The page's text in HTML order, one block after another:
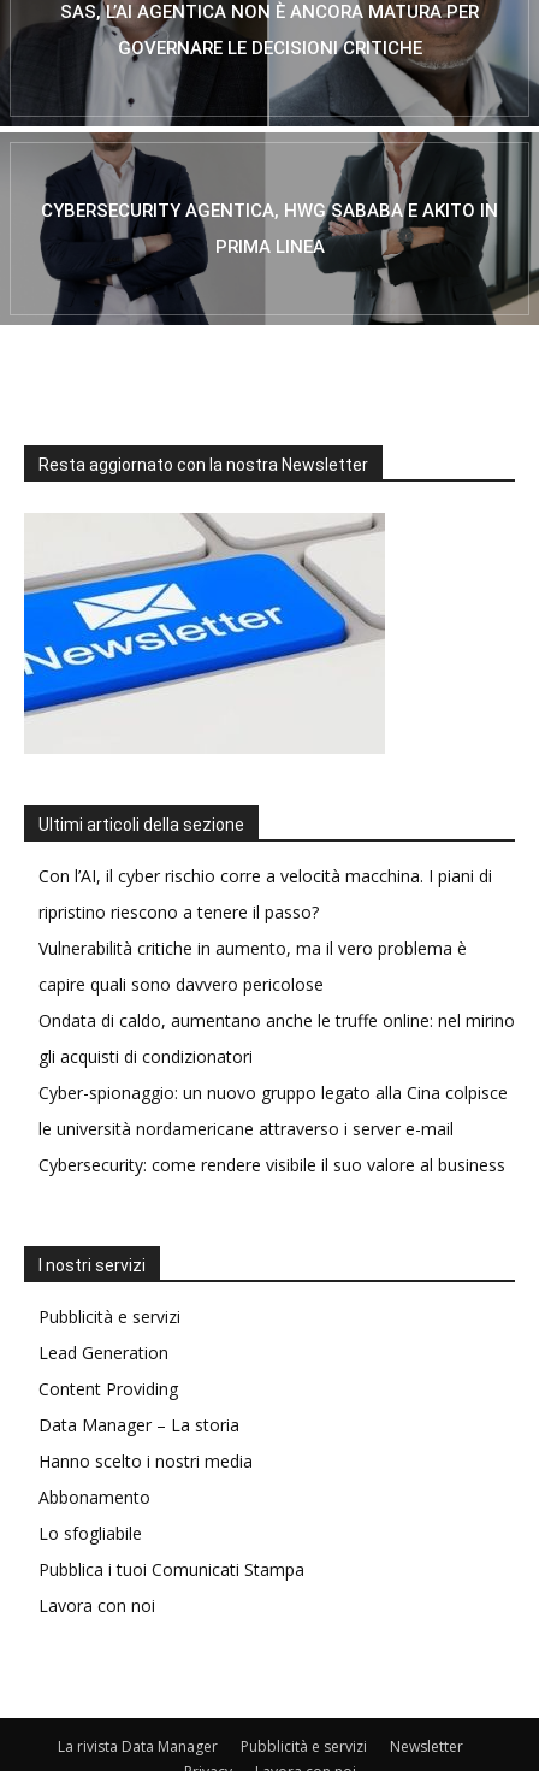
SAS, L’AI AGENTICA NON È ANCORA MATURA PER
GOVERNARE LE DECISIONI CRITICHE
CYBERSECURITY AGENTICA, HWG SABABA E AKITO IN
PRIMA LINEA
Resta aggiornato con la nostra Newsletter
Ultimi articoli della sezione
Con l’AI, il cyber rischio corre a velocità macchina. I piani di
ripristino riescono a tenere il passo?
Vulnerabilità critiche in aumento, ma il vero problema è
capire quali sono davvero pericolose
Ondata di caldo, aumentano anche le truffe online: nel mirino
gli acquisti di condizionatori
Cyber-spionaggio: un nuovo gruppo legato alla Cina colpisce
le università nordamericane attraverso i server e-mail
Cybersecurity: come rendere visibile il suo valore al business
I nostri servizi
Pubblicità e servizi
Lead Generation
Content Providing
Data Manager – La storia
Hanno scelto i nostri media
Abbonamento
Lo sfogliabile
Pubblica i tuoi Comunicati Stampa
Lavora con noi
La rivista Data Manager Pubblicità e servizi
Newsletter